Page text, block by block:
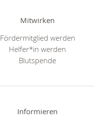
Mitwirken
Fördermitglied werden
Helfer*in werden
Blutspende
Informieren